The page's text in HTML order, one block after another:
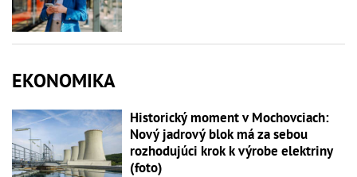
EKONOMIKA
Historický moment v Mochovciach:
Nový jadrový blok má za sebou
rozhodujúci krok k výrobe elektriny
(foto)